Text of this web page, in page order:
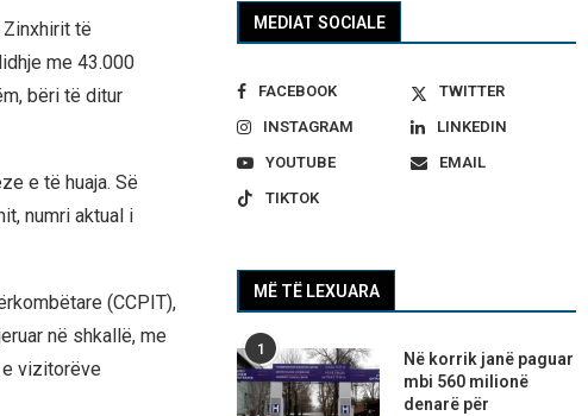
të
me 43.000
bëri të ditur
e të huaja. Së
numri aktual i
(CCPIT),
në shkallë, me
e vizitorëve
MEDIAT SOCIALE
FACEBOOK
TWITTER
INSTAGRAM
LINKEDIN
YOUTUBE
EMAIL
TIKTOK
MË TË LEXUARA
1
Në korrik janë paguar
mbi 560 milionë
denarë për